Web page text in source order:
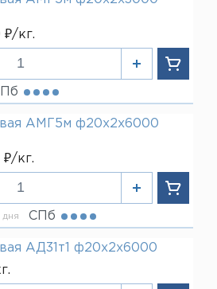
кг.
АМГ5м ф20х2х6000
кг.
СПб
АД31т1 ф20х2х6000